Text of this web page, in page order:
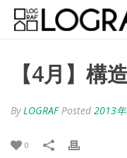
【4月】構
ByLOGRAF Posted 2013
0